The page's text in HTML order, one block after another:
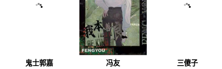
鬼士郭嘉 冯友 三傻子